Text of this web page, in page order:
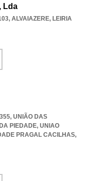
Lda
, ALVAIAZERE, LEIRIA
UNIÃO DAS
PIEDADE, UNIAO
PRAGAL CACILHAS,